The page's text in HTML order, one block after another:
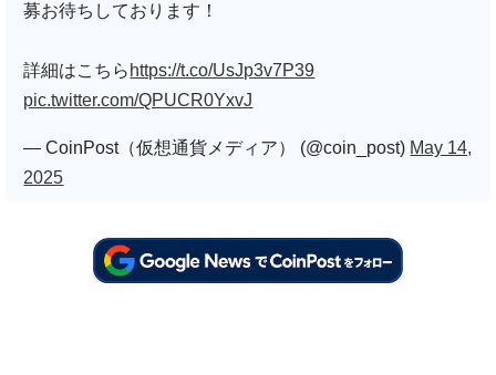
募お待ちしております！
詳細はこちら https://t.co/UsJp3v7P39
pic.twitter.com/QPUCR0YxvJ
— CoinPost（仮想通貨メディア） (@coin_post) May 14,
2025